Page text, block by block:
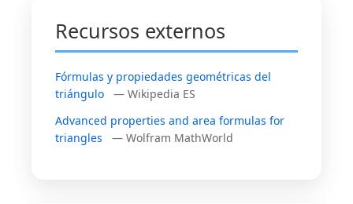
Recursos externos
Fórmulas y propiedades geométricas del
triángulo
— Wikipedia ES
Advanced properties and area formulas for
triangles
— Wolfram MathWorld